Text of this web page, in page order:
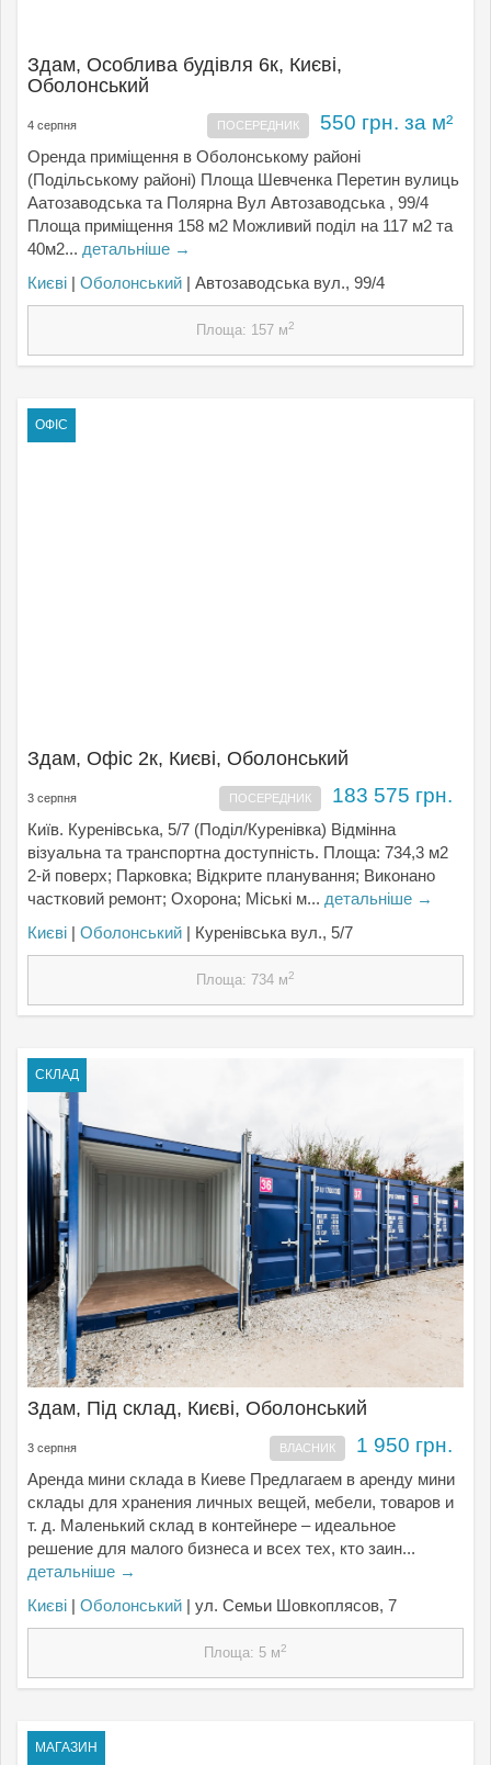
Здам, Особлива будівля 6к, Києвi,
Оболонський
4 серпня ПОСЕРЕДНИК 550 грн. за м²
Оренда приміщення в Оболонському районі
(Подільському районі) Площа Шевченка Перетин вулиць
Аатозаводська та Полярна Вул Автозаводська , 99/4
Площа приміщення 158 м2 Можливий поділ на 117 м2 та
40м2... детальніше →
Києвi | Оболонський | Автозаводська вул., 99/4
Площа: 157 м2
ОФІС
Здам, Офіс 2к, Києвi, Оболонський
3 серпня ПОСЕРЕДНИК 183 575 грн.
Київ. Куренівська, 5/7 (Поділ/Куренівка) Відмінна
візуальна та транспортна доступність. Площа: 734,3 м2
2-й поверх; Парковка; Відкрите планування; Виконано
частковий ремонт; Охорона; Міські м... детальніше →
Києвi | Оболонський | Куренівська вул., 5/7
Площа: 734 м2
СКЛАД
Здам, Під склад, Києвi, Оболонський
3 серпня ВЛАСНИК 1 950 грн.
Аренда мини склада в Киеве Предлагаем в аренду мини
склады для хранения личных вещей, мебели, товаров и
т. д. Маленький склад в контейнере – идеальное
решение для малого бизнеса и всех тех, кто заин...
детальніше →
Києвi | Оболонський | ул. Семьи Шовкоплясов, 7
Площа: 5 м2
МАГАЗИН